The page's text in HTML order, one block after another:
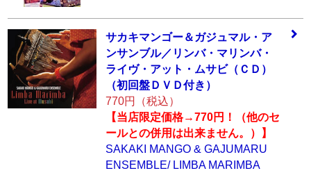
サカキマンゴー＆ ガジュマル・ア
ンサンブル／リンバ・マリンバ・
ライ ヴ・アット・ムサビ（ＣＤ）
（初回盤ＤＶＤ付き）
770円（税込）
【当店限定価格→770円！（他のセ
ールとの併用は出来ません。）】
SAKAKI MANGO & GAJUMARU
ENSEMBLE/ LIMBA MARIMBA